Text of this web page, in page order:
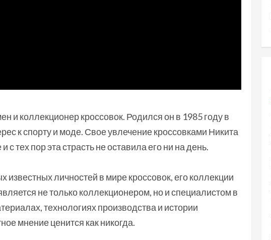
и коллекционер кроссовок. Родился он в 1985 году в
к спорту и моде. Свое увлечение кроссовками Никита
тех пор эта страсть не оставила его ни на день.
личностей в мире кроссовок, его коллекции
не только коллекционером, но и специалистом в
технологиях производства и истории
мнение ценится как никогда.